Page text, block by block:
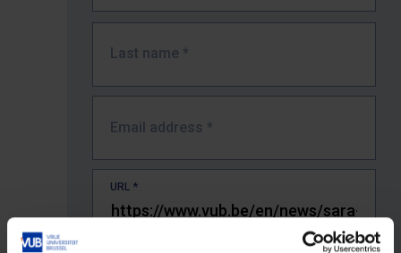
Last name *
Email address *
URL *
The full URL of the page where you encountered the error.